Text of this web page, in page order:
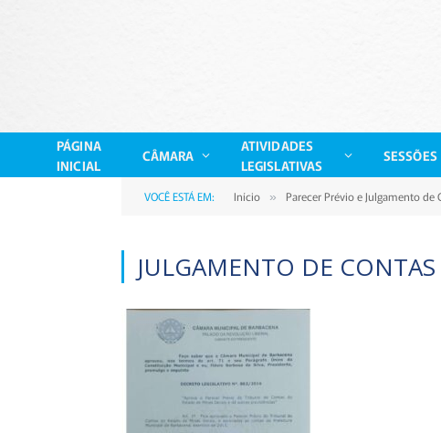
PÁGINA
INICIAL
CÂMARA
ATIVIDADES
LEGISLATIVAS
SESSÕES
VOCÊ ESTÁ EM: Início » Parecer Prévio e Julgamento de
JULGAMENTO DE